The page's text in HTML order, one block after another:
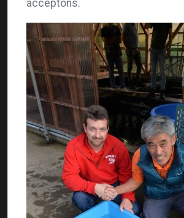
acceptons.